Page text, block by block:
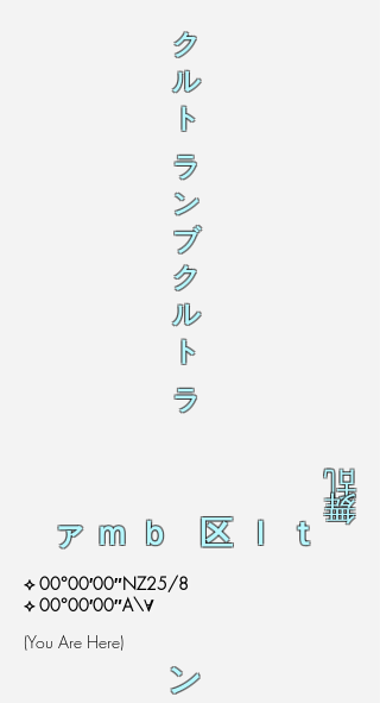
ク
ル
ト
ラ
ン
ブ
ク
ル
ト
ラ
乱
舞
ァｍｂ 区ｌｔ
⟡ 00°00′00″NZ25/8
⟡ 00°00′00″A\∀
(You Are Here)
ン